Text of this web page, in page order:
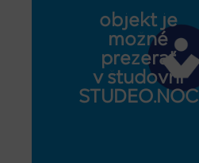
objekt je
možné
prezerať
v študovni
STUDEO.NOC